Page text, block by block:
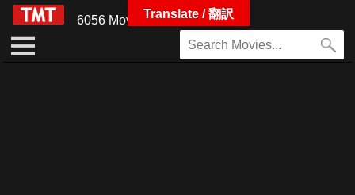
6056 MoviesTranslate / 翻訳